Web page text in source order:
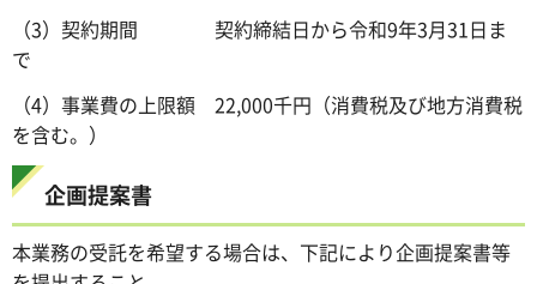
（3）契約期間 契約締結日から令和9年3月31日ま
で
（4）事業費の上限額 22,000千円（消費税及び地方消費税
を含む。）
企画提案書
本業務の受託を希望する場合は、下記により企画提案書等